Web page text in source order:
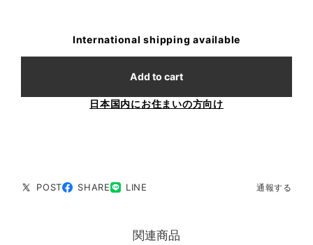
International shipping available
Add to cart
日本国内にお住まいの方向け
POST SHARE LINE 通報する
関連商品